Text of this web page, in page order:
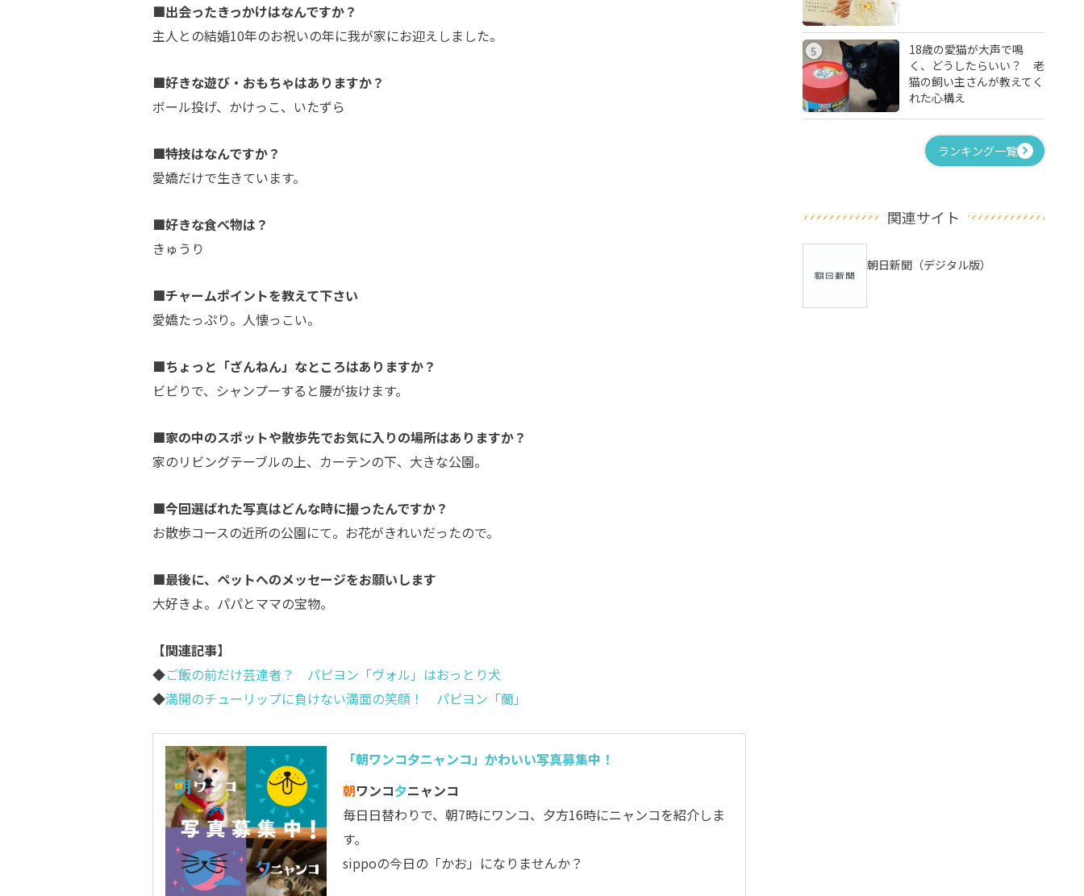
■出会ったきっかけはなんですか？
主人との結婚10年のお祝いの年に我が家にお迎えしました。
■好きな遊び・おもちゃはありますか？
ボール投げ、かけっこ、いたずら
■特技はなんですか？
愛嬌だけで生きています。
■好きな食べ物は？
きゅうり
■チャームポイントを教えて下さい
愛嬌たっぷり。人懐っこい。
■ちょっと「ざんねん」なところはありますか？
ビビりで、シャンプーすると腰が抜けます。
■家の中のスポットや散歩先でお気に入りの場所はありますか？
家のリビングテーブルの上、カーテンの下、大きな公園。
■今回選ばれた写真はどんな時に撮ったんですか？
お散歩コースの近所の公園にて。お花がきれいだったので。
■最後に、ペットへのメッセージをお願いします
大好きよ。パパとママの宝物。
【関連記事】
◆ご飯の前だけ芸達者？ パピヨン「ヴォル」はおっとり犬
◆満開のチューリップに負けない満面の笑顔！ パピヨン「蘭」
「朝ワンコ夕ニャンコ」かわいい写真募集中！
朝ワンコ夕ニャンコ
毎日日替わりで、朝7時にワンコ、夕方16時にニャンコを紹介しま
す。
sippoの今日の「かお」になりませんか？
5
18歳の愛猫が大声で鳴
く、どうしたらいい？ 老
猫の飼い主さんが教えてく
れた心構え
ランキング一覧
関連サイト
朝日新聞（デジタル版）